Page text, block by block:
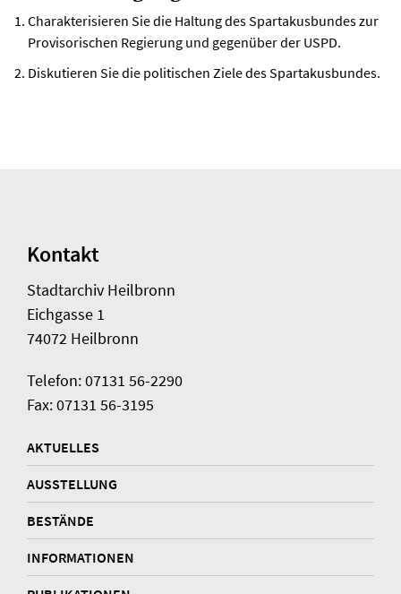
Charakterisieren Sie die Haltung des Spartakusbundes zur
Provisorischen Regierung und gegenüber der USPD.
Diskutieren Sie die politischen Ziele des Spartakusbundes.
Kontakt
Stadtarchiv Heilbronn
Eichgasse 1
74072 Heilbronn
Telefon: 07131 56-2290
Fax: 07131 56-3195
AKTUELLES
AUSSTELLUNG
BESTÄNDE
INFORMATIONEN